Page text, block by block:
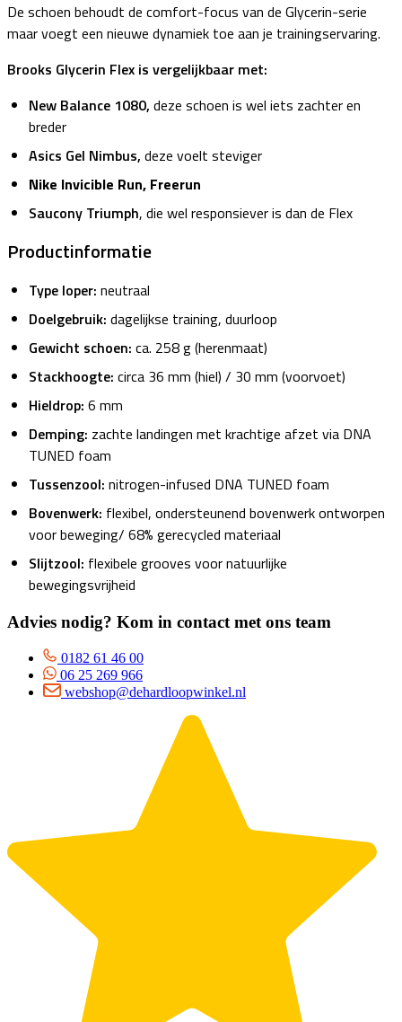
De schoen behoudt de comfort-focus van de Glycerin-serie
maar voegt een nieuwe dynamiek toe aan je trainingservaring.
Brooks Glycerin Flex is vergelijkbaar met:
New Balance 1080, deze schoen is wel iets zachter en
breder
Asics Gel Nimbus, deze voelt steviger
Nike Invicible Run, Freerun
Saucony Triumph, die wel responsiever is dan de Flex
Productinformatie
Type loper: neutraal
Doelgebruik: dagelijkse training, duurloop
Gewicht schoen: ca. 258 g (herenmaat)
Stackhoogte: circa 36 mm (hiel) / 30 mm (voorvoet)
Hieldrop: 6 mm
Demping: zachte landingen met krachtige afzet via DNA
TUNED foam
Tussenzool: nitrogen-infused DNA TUNED foam
Bovenwerk: flexibel, ondersteunend bovenwerk ontworpen
voor beweging/ 68% gerecycled materiaal
Slijtzool: flexibele grooves voor natuurlijke
bewegingsvrijheid
Advies nodig? Kom in contact met ons team
0182 61 46 00
06 25 269 966
webshop@dehardloopwinkel.nl